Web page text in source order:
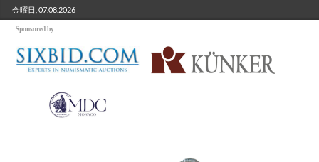
金曜日, 07.08.2026
Sponsored by